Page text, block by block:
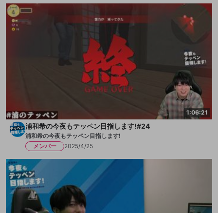
1:06:21
浦和希の今夜もテッペン目指します!#24
浦和希の今夜もテッペン目指します!
メンバー
2025/4/25